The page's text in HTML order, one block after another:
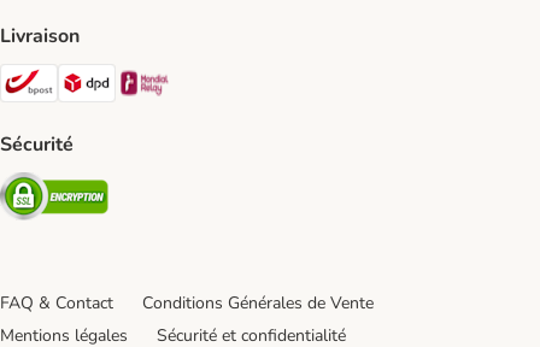
Livraison
Bpost Shipping Method
DPD Shipping Method
Sécurité
Security
FAQ & Contact
Conditions Générales de Vente
Mentions légales
Sécurité et confidentialité